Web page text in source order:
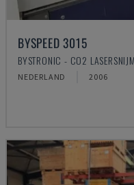
BYSPEED 3015
BYSTRONIC - CO2
NEDERLAND 2006